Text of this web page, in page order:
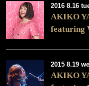
2016 8.16
AKIKO
featuring
2015 8.19
AKIKO